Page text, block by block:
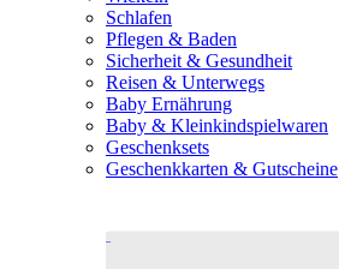
Schlafen
Pflegen & Baden
Sicherheit & Gesundheit
Reisen & Unterwegs
Baby Ernährung
Baby & Kleinkindspielwaren
Geschenksets
Geschenkkarten & Gutscheine